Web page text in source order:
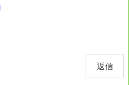
返信